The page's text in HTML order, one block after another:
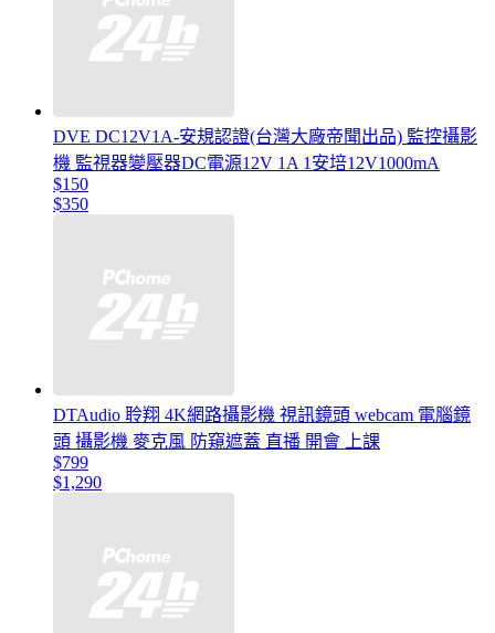
DVE DC12V1A-安規認證(台灣大廠帝聞出品) 監控攝影
機 監視器變壓器DC電源12V 1A 1安培12V1000mA
$150
$350
DTAudio 聆翔 4K網路攝影機 視訊鏡頭 webcam 電腦鏡
頭 攝影機 麥克風 防窺遮蓋 直播 開會 上課
$799
$1,290